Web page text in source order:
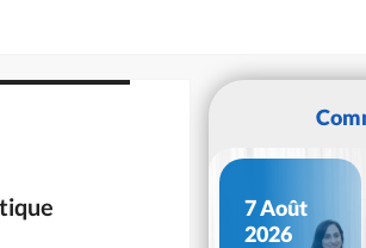
7 Août
2026